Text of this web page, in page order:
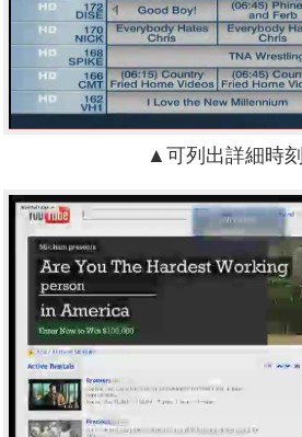
▲可列出詳細時刻